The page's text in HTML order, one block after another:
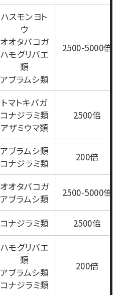
ハスモンヨト
ウ
オオタバコガ
ハモグリバエ
類
アブラムシ類
2500-5000倍
トマトキバガ
コナジラミ類
アザミウマ類
2500倍
アブラムシ類
コナジラミ類
200倍
オオタバコガ
アブラムシ類
2500-5000倍
コナジラミ類
2500倍
ハモグリバエ
類
アブラムシ類
コナジラミ類
200倍